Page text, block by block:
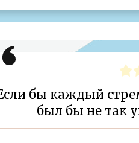
бы каждый
был бы не так